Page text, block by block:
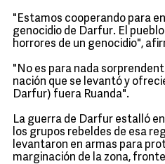
"Estamos cooperando para
genocidio de Darfur. El
horrores de un genocidio",
"No es para nada
nación que se levantó y
Darfur) fuera Ruanda".
La guerra de Darfur estalló
los grupos rebeldes de esa
levantaron en armas para
marginación de la zona,